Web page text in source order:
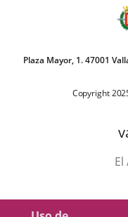
Plaza Mayor, 1. 47001
Copyright